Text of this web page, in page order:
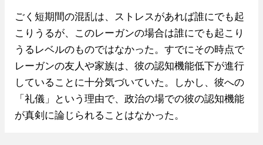
ごく短期間の混乱は、ストレスがあれば誰にでも起
こりうるが、このレーガンの場合は誰にでも起こり
うるレベルのものではなかった。すでにその時点で
レーガンの友人や家族は、彼の認知機能低下が進行
していることに十分気づいていた。しかし、彼への
「礼儀」という理由で、政治の場での彼の認知機能
が真剣に論じられることはなかった。